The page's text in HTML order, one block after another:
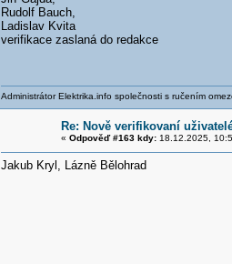
Rudolf Bauch,
Ladislav Kvita
verifikace zaslaná do redakce
Administrátor Elektrika.info společnosti s ručením
Re: Nově verifikovaní
« Odpověď #163 kdy:18.12.2025,
Jakub Kryl, Lázně Bělohrad